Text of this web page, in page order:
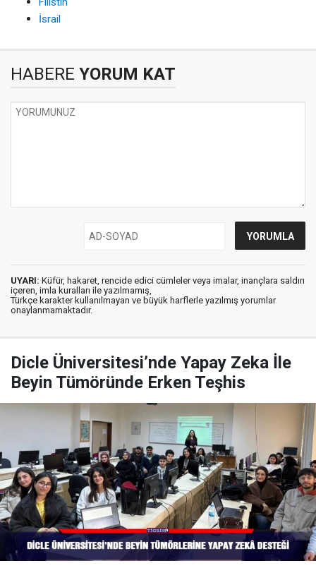
İsrail
HABERE YORUM KAT
UYARI: Küfür, hakaret, rencide edici cümleler veya imalar, inançlara saldırı
içeren, imla kuralları ile yazılmamış,
Türkçe karakter kullanılmayan ve büyük harflerle yazılmış yorumlar
onaylanmamaktadır.
Dicle Üniversitesi’nde Yapay Zeka İle
Beyin Tümöründe Erken Teşhis